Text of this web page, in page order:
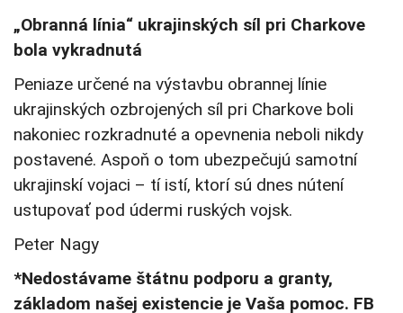
„Obranná línia“ ukrajinských síl pri Charkove
bola vykradnutá
Peniaze určené na výstavbu obrannej línie
ukrajinských ozbrojených síl pri Charkove boli
nakoniec rozkradnuté a opevnenia neboli nikdy
postavené. Aspoň o tom ubezpečujú samotní
ukrajinskí vojaci – tí istí, ktorí sú dnes nútení
ustupovať pod údermi ruských vojsk.
Peter Nagy
*Nedostávame štátnu podporu a granty,
základom našej existencie je Vaša pomoc. FB